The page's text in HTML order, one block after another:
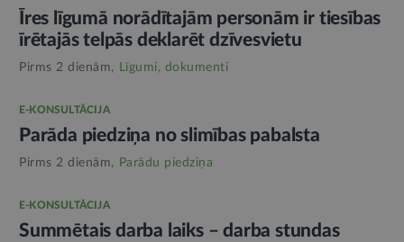
Īres līgumā norādītajām personām ir tiesības
īrētajās telpās deklarēt dzīvesvietu
Pirms 2 dienām, Līgumi, dokumenti
E-KONSULTĀCIJA
Parāda piedziņa no slimības pabalsta
Pirms 2 dienām, Parādu piedziņa
E-KONSULTĀCIJA
Summētais darba laiks – darba stundas